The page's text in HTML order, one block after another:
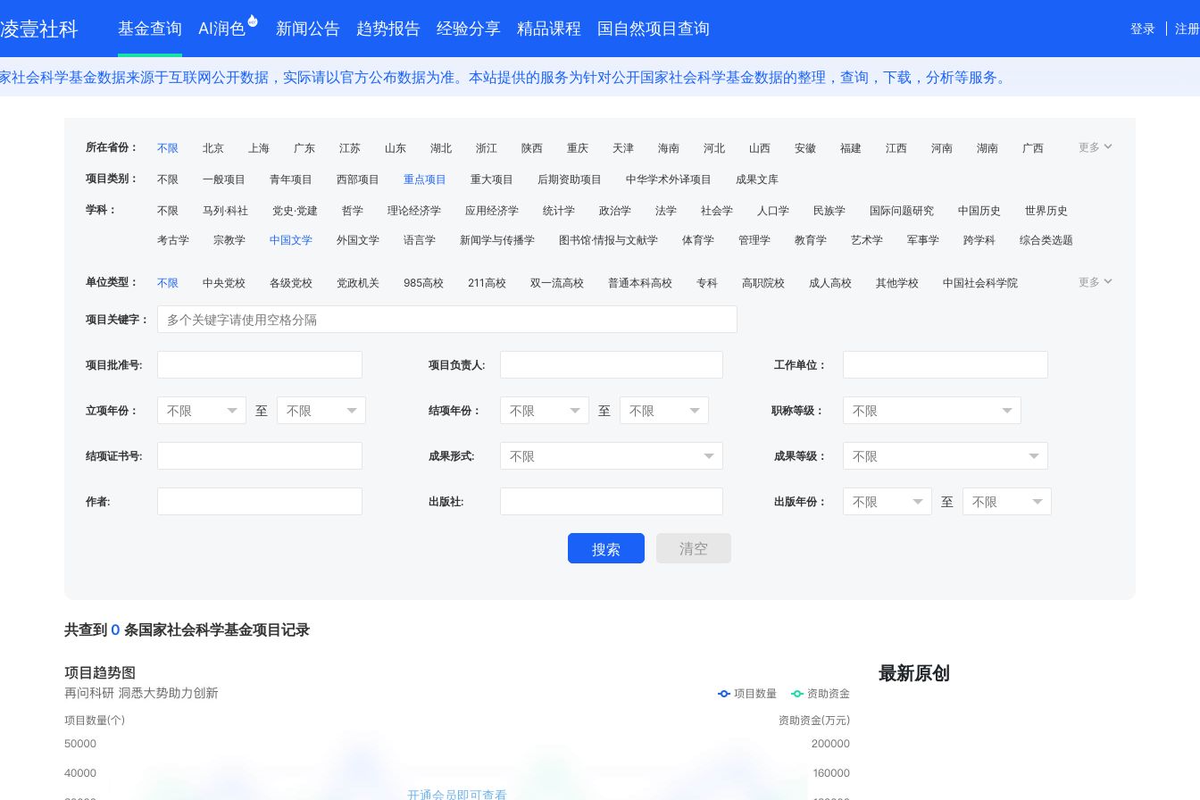
凌壹社科 基金查询 AI润色 新闻公告 趋势报告 经验分享 精品课程 国自然项目查询 登录 注册
学基金数据来源于互联网公开数据，实际请以官方公布数据为准。本站提供的服务为针对公开国家社会科学基金数据的整理，查询，下载，分析等服务。
所在省份： 不限 北京 上海 广东 江苏 山东 湖北 浙江 陕西 重庆 天津 海南 河北 山西 安徽 福建 江西 河南 湖南 广西
四川 贵州 甘肃 辽宁 吉林 黑龙江 青海 宁夏 西藏 新疆 内蒙古 澳门 香港
更多
项⽬类别： 不限 一般项目 青年项目 西部项目 重点项目 重大项目 后期资助项目 中华学术外译项目 成果文库
学科： 不限 ⻢列·科社 党史·党建 哲学 理论经济学 应用经济学 统计学 政治学 法学 社会学 ⼈⼝学 ⺠族学 国际问题研究 中国历史 世界历史
考古学 宗教学 中国⽂学 外国⽂学 语⾔学 新闻学与传播学 图书馆·情报与⽂献学 体育学 管理学 教育学 艺术学 军事学 跨学科 综合类选题
单位类型： 不限 中央党校 各级党校 党政机关 985高校 211高校 双一流高校 普通本科高校 专科 高职院校 成⼈高校 其他学校 中国社会科学院
地⽅社会科学院 其他科研单位
更多
项目关键字：
项目批准号: 项目负责人: 工作单位：
立项年份： 至 结项年份： 至 职称等级：
结项证书号: 成果形式: 成果等级：
作者: 出版社: 出版年份： 至
搜索 清空
共查到 0 条国家社会科学基⾦项⽬记录
开通会员即可查看
最新原创